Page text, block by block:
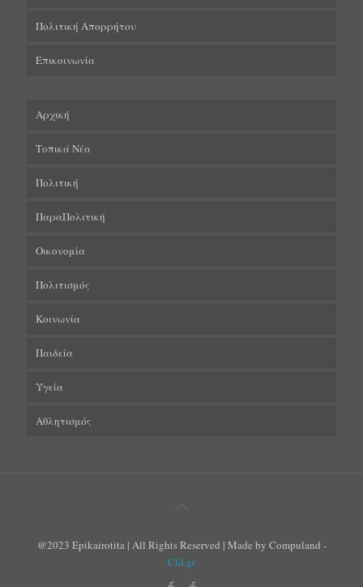
Πολιτική Απορρήτου
Επικοινωνία
Αρχική
Τοπικά Νέα
Πολιτική
ΠαραΠολιτική
Οικονομία
Πολιτισμός
Κοινωνία
Παιδεία
Υγεία
Αθλητισμός
@2023 Epikairotita | All Rights Reserved | Made by Compuland -
Cld.gr